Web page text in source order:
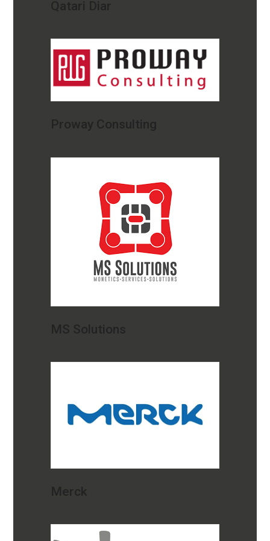
Qatari Diar
Proway Consulting
MS Solutions
Merck